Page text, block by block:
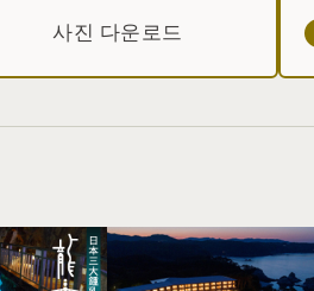
사진 다운로드